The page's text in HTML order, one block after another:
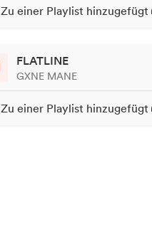
Zu einer Playlist hinzugefügt
FLATLINE
GXNE MANE
Zu einer Playlist hinzugefügt